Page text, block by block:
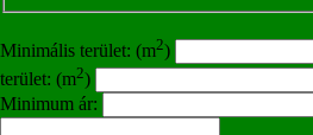
Minimális terület: (m2)
terület: (m2)
Minimum ár: